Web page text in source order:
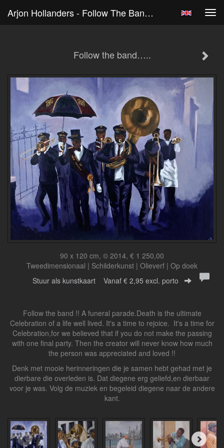
Arjon Hollanders - Follow The Band…..
Follow the band…..
90 x 120 cm, © 2014, € 1 250,00
Tweedimensionaal | Schilderkunst | Olieverf | Op doek
Stuur als kunstkaart Vanaf € 2,95 excl. porto
Follow the band !! A funeral parade.Death is the ultimate
Celebration of a life well lived. It's a time to rejoice. It's a time for
Celebration,for we believed that if you do not make the passing
with one final party. Then the creator will never know how much
the person was appreciated and loved !!
Denk met mooie herinneringen die je samen hebt gehad met je
dierbare die overleden is. Dat diegene erg geliefd,en dierbaar
voor je was. Volg de muziek en begeleid diegene naar de andere
kant.